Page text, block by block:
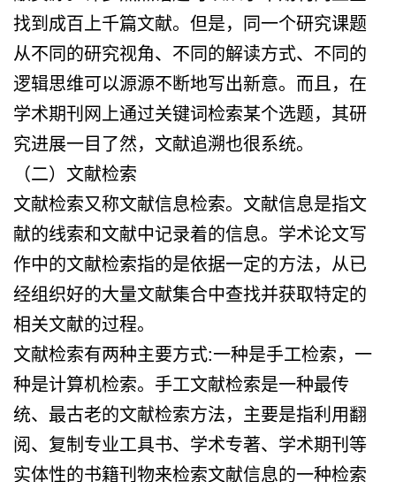
找到成百上千篇文献。但是，同一个研究课题
从不同的研究视角、不同的解读方式、不同的
逻辑思维可以源源不断地写出新意。而且，在
学术期刊网上通过关键词检索某个选题，其研
究进展一目了然，文献追溯也很系统。
（二）文献检索
文献检索又称文献信息检索。文献信息是指文
献的线索和文献中记录着的信息。学术论文写
作中的文献检索指的是依据一定的方法，从已
经组织好的大量文献集合中查找并获取特定的
相关文献的过程。
文献检索有两种主要方式:一种是手工检索，一
种是计算机检索。手工文献检索是一种最传
统、最古老的文献检索方法，主要是指利用翻
阅、复制专业工具书、学术专著、学术期刊等
实体性的书籍刊物来检索文献信息的一种检索